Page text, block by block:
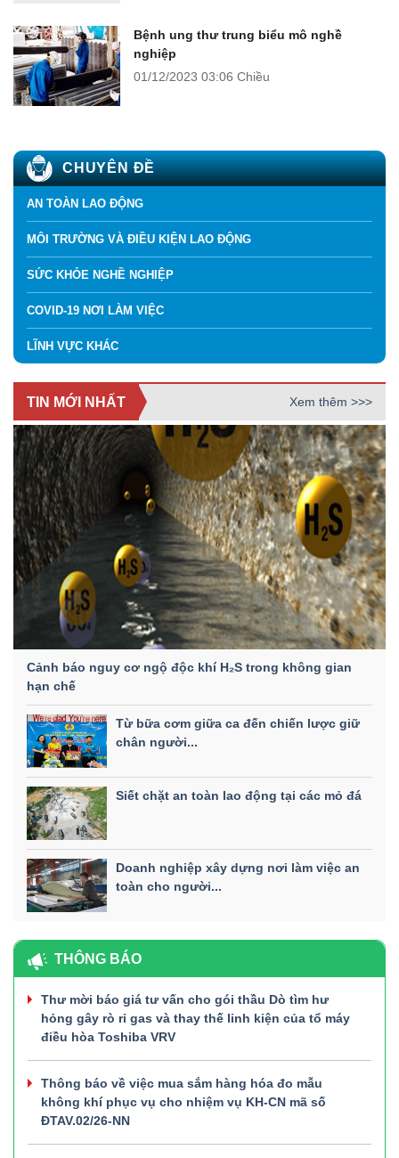
Bệnh ung thư trung biểu mô nghề
nghiệp
01/12/2023 03:06 Chiều
CHUYÊN ĐỀ
AN TOÀN LAO ĐỘNG
MÔI TRƯỜNG VÀ ĐIỀU KIỆN LAO ĐỘNG
SỨC KHỎE NGHỀ NGHIỆP
COVID-19 NƠI LÀM VIỆC
LĨNH VỰC KHÁC
TIN MỚI NHẤT Xem thêm >>>
Cảnh báo nguy cơ ngộ độc khí H₂S trong không gian
hạn chế
Từ bữa cơm giữa ca đến chiến lược giữ
chân người...
Siết chặt an toàn lao động tại các mỏ đá
Doanh nghiệp xây dựng nơi làm việc an
toàn cho người...
THÔNG BÁO
Thư mời báo giá tư vấn cho gói thầu Dò tìm hư
hỏng gây rò rỉ gas và thay thế linh kiện của tổ máy
điều hòa Toshiba VRV
Thông báo về việc mua sắm hàng hóa đo mẫu
không khí phục vụ cho nhiệm vụ KH-CN mã số
ĐTAV.02/26-NN